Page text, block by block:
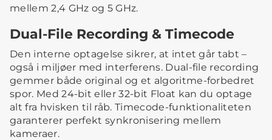
mellem 2,4 GHz og 5 GHz.
Dual-File Recording & Timecode
Den interne optagelse sikrer, at intet går tabt –
også i miljøer med interferens. Dual-file recording
gemmer både original og et algoritme-forbedret
spor. Med 24-bit eller 32-bit Float kan du optage
alt fra hvisken til råb. Timecode-funktionaliteten
garanterer perfekt synkronisering mellem
kameraer.